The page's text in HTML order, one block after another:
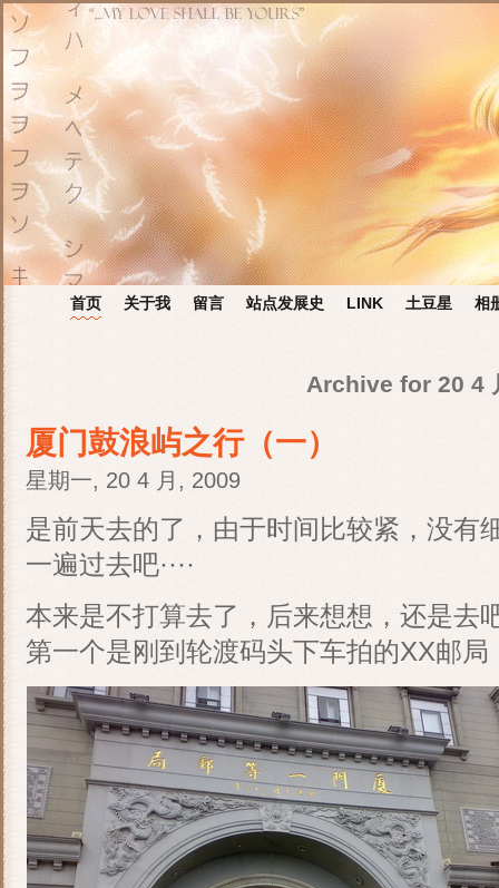
首页 关于我 留言 站点发展史 LINK 土豆星 相
Archive for 20 4
厦门鼓浪屿之行（一）
星期一, 20 4 月, 2009
是前天去的了，由于时间比较紧，没有
一遍过去吧····
本来是不打算去了，后来想想，还是去
第一个是刚到轮渡码头下车拍的XX邮局